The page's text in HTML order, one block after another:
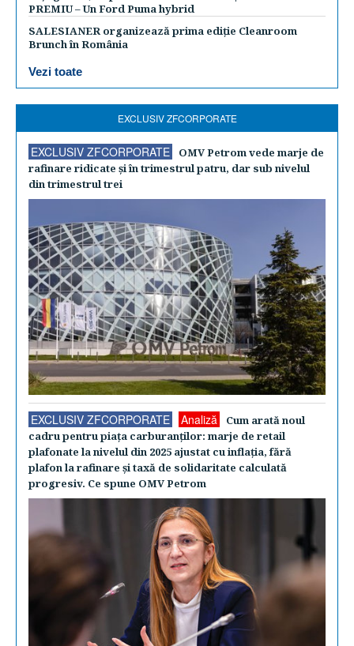
PREMIU – Un Ford Puma hybrid
SALESIANER organizează prima ediție Cleanroom
Brunch în România
Vezi toate
EXCLUSIV ZFCORPORATE
EXCLUSIV ZFCORPORATE
OMV Petrom vede marje de
rafinare ridicate şi în trimestrul patru, dar sub nivelul
din trimestrul trei
EXCLUSIV ZFCORPORATE Analiză
Cum arată noul
cadru pentru piaţa carburanţilor: marje de retail
plafonate la nivelul din 2025 ajustat cu inflaţia, fără
plafon la rafinare şi taxă de solidaritate calculată
progresiv. Ce spune OMV Petrom